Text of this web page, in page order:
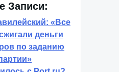
Записи:
«Все
деньги
по заданию